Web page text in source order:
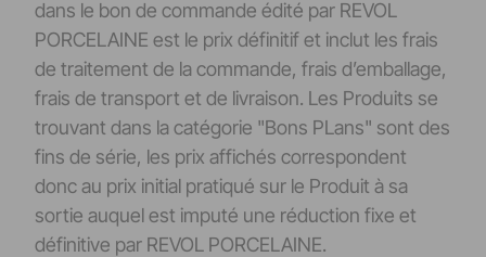
dans le bon de commande édité par REVOL
PORCELAINE est le prix définitif et inclut les frais
de traitement de la commande, frais d’emballage,
frais de transport et de livraison. Les Produits se
trouvant dans la catégorie "Bons PLans" sont des
fins de série, les prix affichés correspondent
donc au prix initial pratiqué sur le Produit à sa
sortie auquel est imputé une réduction fixe et
définitive par REVOL PORCELAINE.